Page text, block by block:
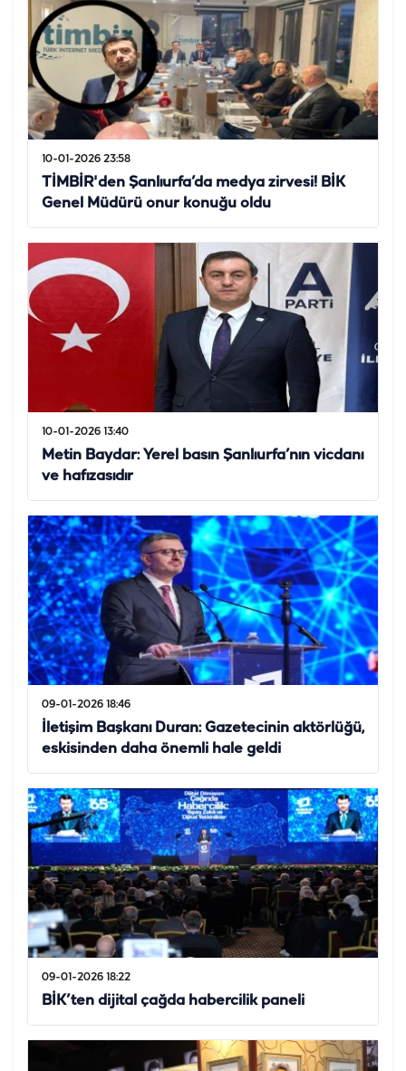
10-01-2026 23:58
TİMBİR'den Şanlıurfa’da medya zirvesi! BİK
Genel Müdürü onur konuğu oldu
10-01-2026 13:40
Metin Baydar: Yerel basın Şanlıurfa’nın vicdanı
ve hafızasıdır
09-01-2026 18:46
İletişim Başkanı Duran: Gazetecinin aktörlüğü,
eskisinden daha önemli hale geldi
09-01-2026 18:22
BİK’ten dijital çağda habercilik paneli